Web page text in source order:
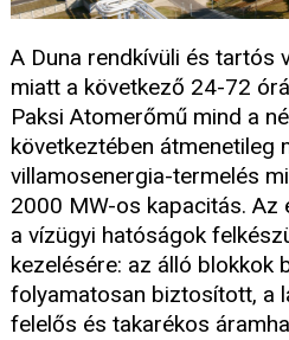
A Duna rendkívüli és tartós
miatt a következő 24-72
Paksi Atomerőmű mind a
következtében átmenetileg
villamosenergia-termelés
2000 MW-os kapacitás. Az
a vízügyi hatóságok
kezelésére: az álló blokkok
folyamatosan biztosított, a
felelős és takarékos